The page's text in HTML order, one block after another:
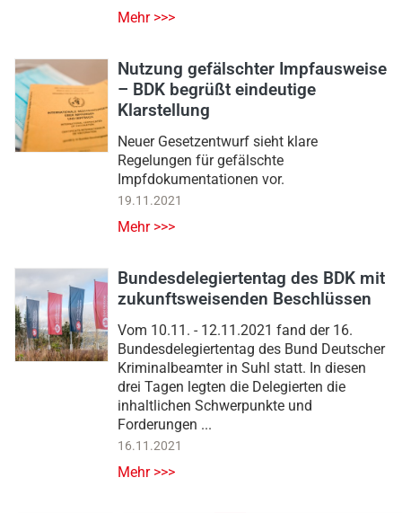
Mehr >>>
Nutzung gefälschter Impfausweise
– BDK begrüßt eindeutige
Klarstellung
Neuer Gesetzentwurf sieht klare
Regelungen für gefälschte
Impfdokumentationen vor.
19.11.2021
Mehr >>>
Bundesdelegiertentag des BDK mit
zukunftsweisenden Beschlüssen
Vom 10.11. - 12.11.2021 fand der 16.
Bundesdelegiertentag des Bund Deutscher
Kriminalbeamter in Suhl statt. In diesen
drei Tagen legten die Delegierten die
inhaltlichen Schwerpunkte und
Forderungen ...
16.11.2021
Mehr >>>